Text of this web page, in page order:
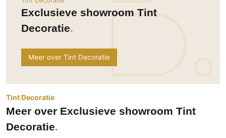
Woondecoratie
Inrichting
Roomdividers
Verlichting
Haarden
Glas
Ramen
Deursystemen
Glazen wandsystemen
Zonwering
Buitenshutters
Tuinmeubelen
Tuinverlichting
Omheining
Kinderkamer
Serre/Veranda
Toilet
Werkkamer
Wijnkelder
Woonkamer
Exclusieve showroom Tint
Decoratie
Meer over Tint Decoratie
Tint Decoratie
Meer over Exclusieve showroom Tint
Decoratie